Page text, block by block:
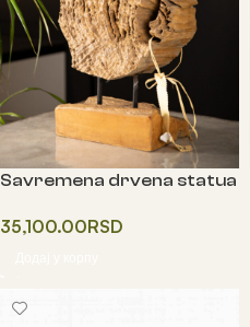
Savremena drvena statua
35,100.00RSD